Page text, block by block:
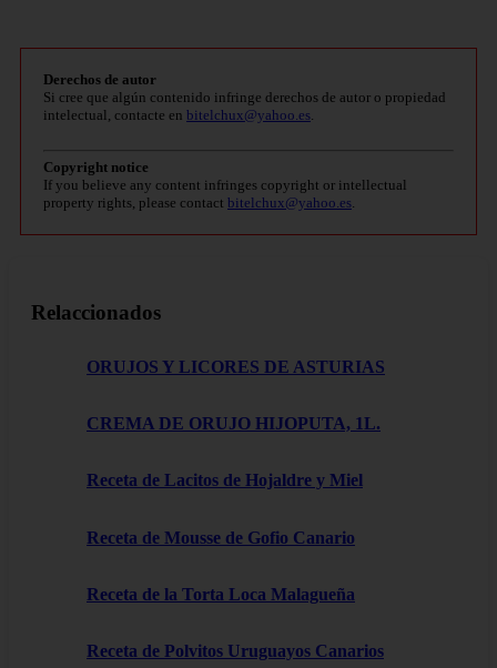
Derechos de autor
Si cree que algún contenido infringe derechos de autor o propiedad
intelectual, contacte en bitelchux@yahoo.es.
Copyright notice
If you believe any content infringes copyright or intellectual
property rights, please contact bitelchux@yahoo.es.
Relaccionados
ORUJOS Y LICORES DE ASTURIAS
CREMA DE ORUJO HIJOPUTA, 1L.
Receta de Lacitos de Hojaldre y Miel
Receta de Mousse de Gofio Canario
Receta de la Torta Loca Malagueña
Receta de Polvitos Uruguayos Canarios